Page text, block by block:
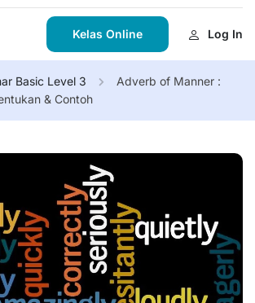
Kelas Online Log In
Basic Level 3
Adverb of Manner :
& Contoh